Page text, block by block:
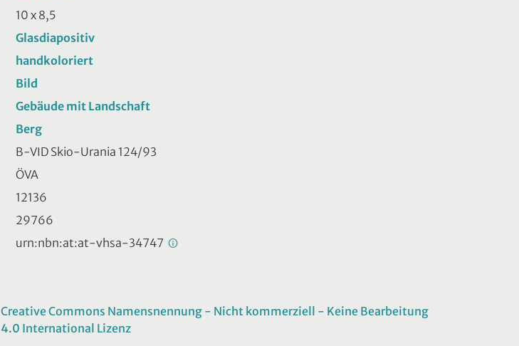
10 x 8,5
Glasdiapositiv
handkoloriert
Bild
Gebäude mit Landschaft
Berg
B-VID Skio-Urania 124/93
ÖVA
12136
29766
urn:nbn:at:at-vhsa-34747
Creative Commons Namensnennung - Nicht kommerziell - Keine Bearbeitung
4.0 International Lizenz